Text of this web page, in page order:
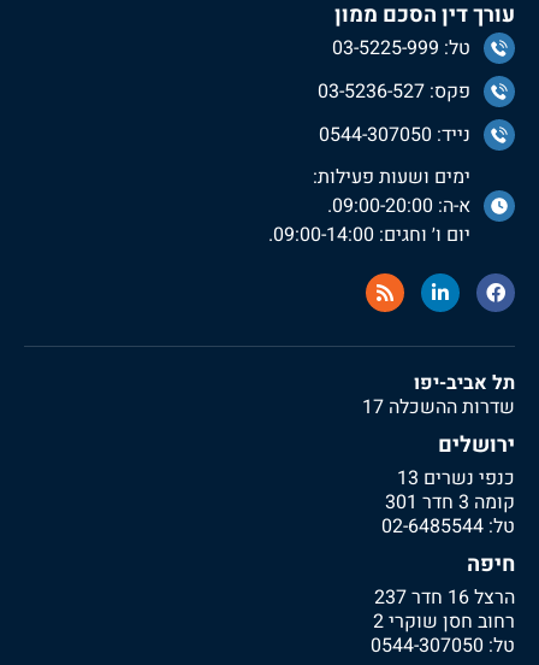
עורך דין הסכם ממון
טל: 03-5225-999
פקס: 03-5236-527
נייד: 0544-307050
ימים ושעות פעילות:
א-ה: 09:00-20:00.
יום ו׳ וחגים: 09:00-14:00.
תל אביב-יפו
שדרות ההשכלה 17
ירושלים
כנפי נשרים 13
קומה 3 חדר 301
טל:02-6485544
חיפה
הרצל 16 חדר 237
רחוב חסן שוקרי 2
טל:0544-307050